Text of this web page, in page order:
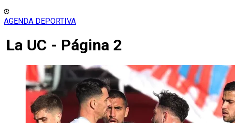
AGENDA DEPORTIVA
La UC - Página 2